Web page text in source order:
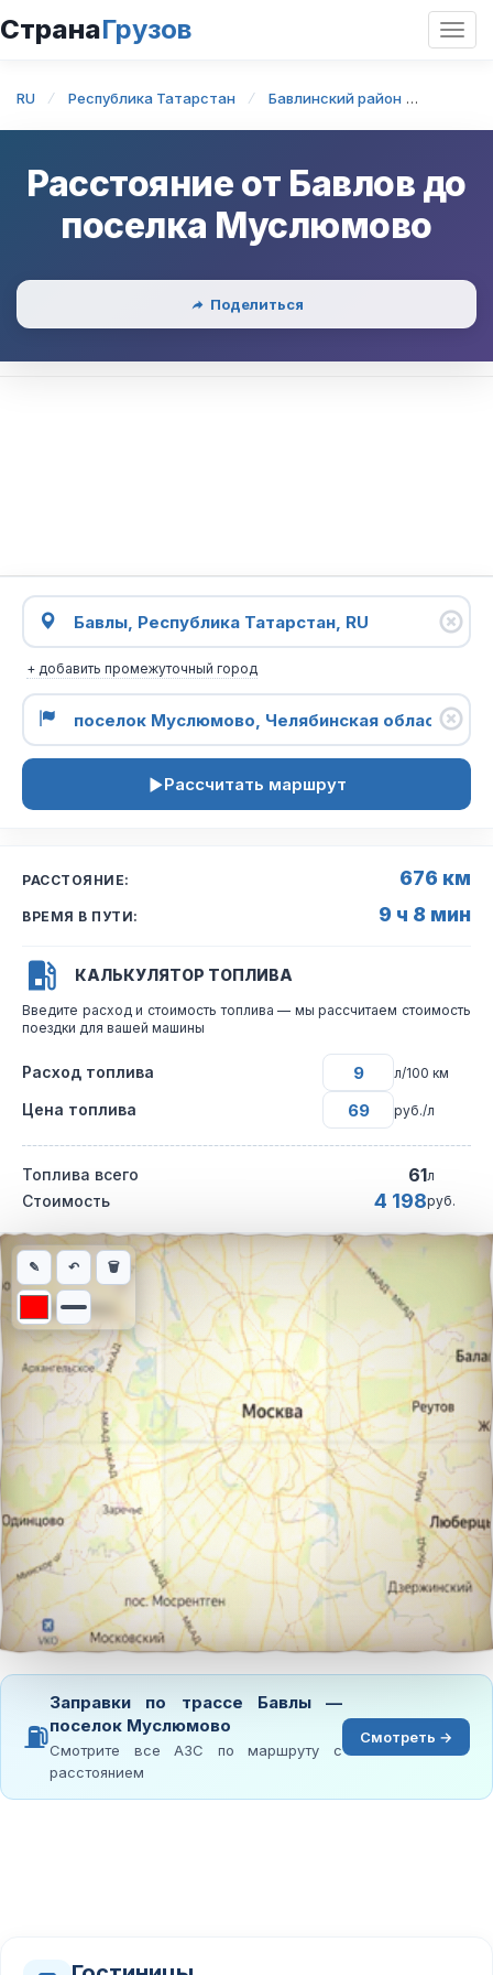
СтранаГрузов
RU Республика Татарстан Бавлинский район
Расстояние от Бавлов до
поселка Муслюмово
Поделиться
+ добавить промежуточный город
Рассчитать маршрут
РАССТОЯНИЕ: 676 км
ВРЕМЯ В ПУТИ: 9 ч 8 мин
КАЛЬКУЛЯТОР ТОПЛИВА
Введите расход и стоимость топлива — мы рассчитаем стоимость
поездки для вашей машины
Расход топлива л/100 км
Цена топлива руб./л
Топлива всего 61л
Стоимость 4 198руб.
Интерактивная карта автомобильного маршрута из города
✎ ↶ 🗑
⛽
Заправки по трассе Бавлы —
поселок Муслюмово
Смотрите все АЗС по маршруту с
расстоянием
Смотреть →